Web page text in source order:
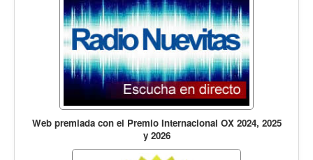
Web premiada con el Premio Internacional OX 2024, 2025
y 2026